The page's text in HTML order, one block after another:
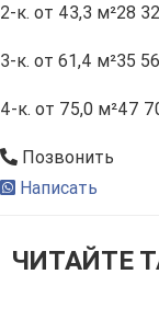
2-к. от 43,3 м²28
3-к. от 61,4 м²35
4-к. от 75,0 м²47
Позвонить
Написать
ЧИТАЙТЕ